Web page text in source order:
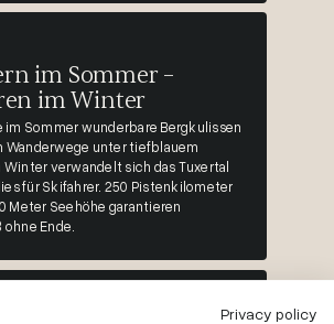
im Sommer –
im Winter
im Sommer wunderbare Bergkulissen
Wanderwege unter tiefblauem
Winter verwandelt sich das Tuxertal
für Skifahrer. 250 Pistenkilometer
Meter Seehöhe garantieren
Ende.
Privacy policy